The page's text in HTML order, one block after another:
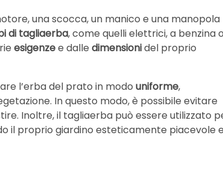
una scocca, un manico e una manopola
di tagliaerba, come quelli elettrici, a benzina
esigenzee dalle dimensionidel proprio
l’erba del prato in modo uniforme,
In questo modo, è possibile evitare
Inoltre, il tagliaerba può essere utilizzato
il proprio giardino esteticamente piacevole e